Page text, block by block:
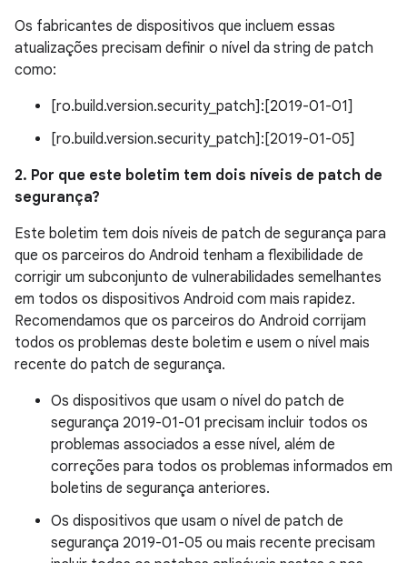
Os fabricantes de dispositivos que incluem essas
atualizações precisam definir o nível da string de patch
como:
[ro.build.version.security_patch]:[2019-01-01]
[ro.build.version.security_patch]:[2019-01-05]
2. Por que este boletim tem dois níveis de patch de
segurança?
Este boletim tem dois níveis de patch de segurança para
que os parceiros do Android tenham a flexibilidade de
corrigir um subconjunto de vulnerabilidades semelhantes
em todos os dispositivos Android com mais rapidez.
Recomendamos que os parceiros do Android corrijam
todos os problemas deste boletim e usem o nível mais
recente do patch de segurança.
Os dispositivos que usam o nível do patch de
segurança 2019-01-01 precisam incluir todos os
problemas associados a esse nível, além de
correções para todos os problemas informados em
boletins de segurança anteriores.
Os dispositivos que usam o nível de patch de
segurança 2019-01-05 ou mais recente precisam